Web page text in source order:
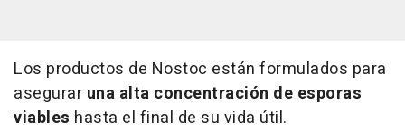
Los productos de Nostoc están formulados para
asegurar una alta concentración de esporas
viables hasta el final de su vida útil.